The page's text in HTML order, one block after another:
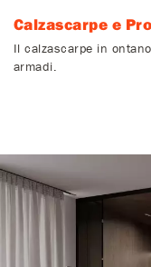
Calzascarpe e
Il calzascarpe in
armadi.